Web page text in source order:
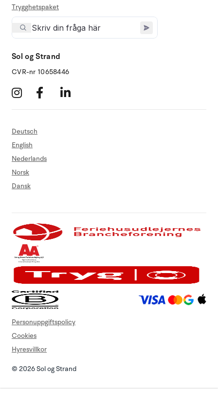
Trygghetspaket
Sol og Strand
CVR-nr 10658446
Deutsch
English
Nederlands
Norsk
Dansk
© 2026 Sol og Strand
Personuppgiftspolicy
Cookies
Hyresvillkor